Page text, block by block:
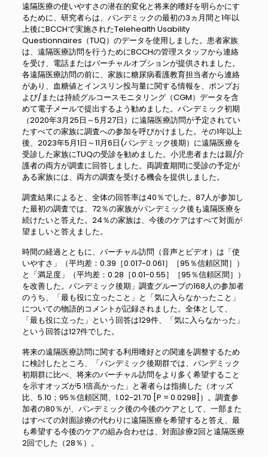
遠隔医療の使いやすさの潜在的変化と将来的嗜好を明らかにす
るために、研究者らは、パンデミックの最初の3ヵ月間と1年以
上後にBCCHで実施されたTelehealth Usability
Questionnaires（TUQ）のデータを使用しました。患者家族
は、遠隔医療訪問を行うためにBCCHの管理スタッフから連絡
を受け、電話またはバーチャルオプションが提供されました。
各遠隔医療訪問の前に、家族に糖尿病看護教育担当者から連絡
があり、血糖値とインスリン投与量に関する情報を、ポンプお
よび/または持続グルコースモニタリング（CGM）データを含
めて電子メールで提出するよう勧めました。パンデミック初期
（2020年3月25日～5月27日）に遠隔医療訪問が予定されてい
たすべての家族に調査への参加を呼びかけました。その1年以上
後、2023年5月1日～11月6日(パンデミック後期）に遠隔医療を
受診した家族にTUQの受診を勧めました。小児患者または親/介
護者の両方が調査に回答しました。両調査期間に受診の予定が
ある家族には、両方の調査を受ける機会を提供しました。
調査結果によると、全体の回答率は40％でした。87人が参加し
た最初の調査では、72％の家族がパンデミック後も遠隔医療を
続けたいと答えた。24％の家族は、今後のケアはすべて対面が
望ましいと答えました。
時間の経過とともに、バーチャル訪問（音声とビデオ）は「使
いやすさ」（平均差：0.39［0.017-0.061］［95％信頼区間］）
と「満足度」（平均差：0.28［0.01-0.55］［95％信頼区間］）
を改善した。パンデミック後期」調査グループの168人の参加者
のうち、「最も役に立ったこと」と「気に入らなかったこと」
についての物語的コメントが記録されました。全体として、
「最も役に立った」という回答は129件、「気に入らなかった」
という回答は127件でした。
将来の遠隔医療訪問に関する利用嗜好との関連を調整するため
に検討したところ、「パンデミック後期群では、パンデミック
初期群に比べ、将来のバーチャル訪問をより多く希望すること
を示すオッズが5.1倍高かった」と著者らは指摘した（オッズ
比、5.10；95％信頼区間、1.02-21.70 [P = 0.0298]）。調査参
加者の80％が、パンデミック後の今後のケアとして、一部また
はすべての対面診療の代わりに遠隔医療を希望すると答え、最
も希望する今後のケアの組み合わせは、対面診療2回と遠隔医療
2回でした（28％）。